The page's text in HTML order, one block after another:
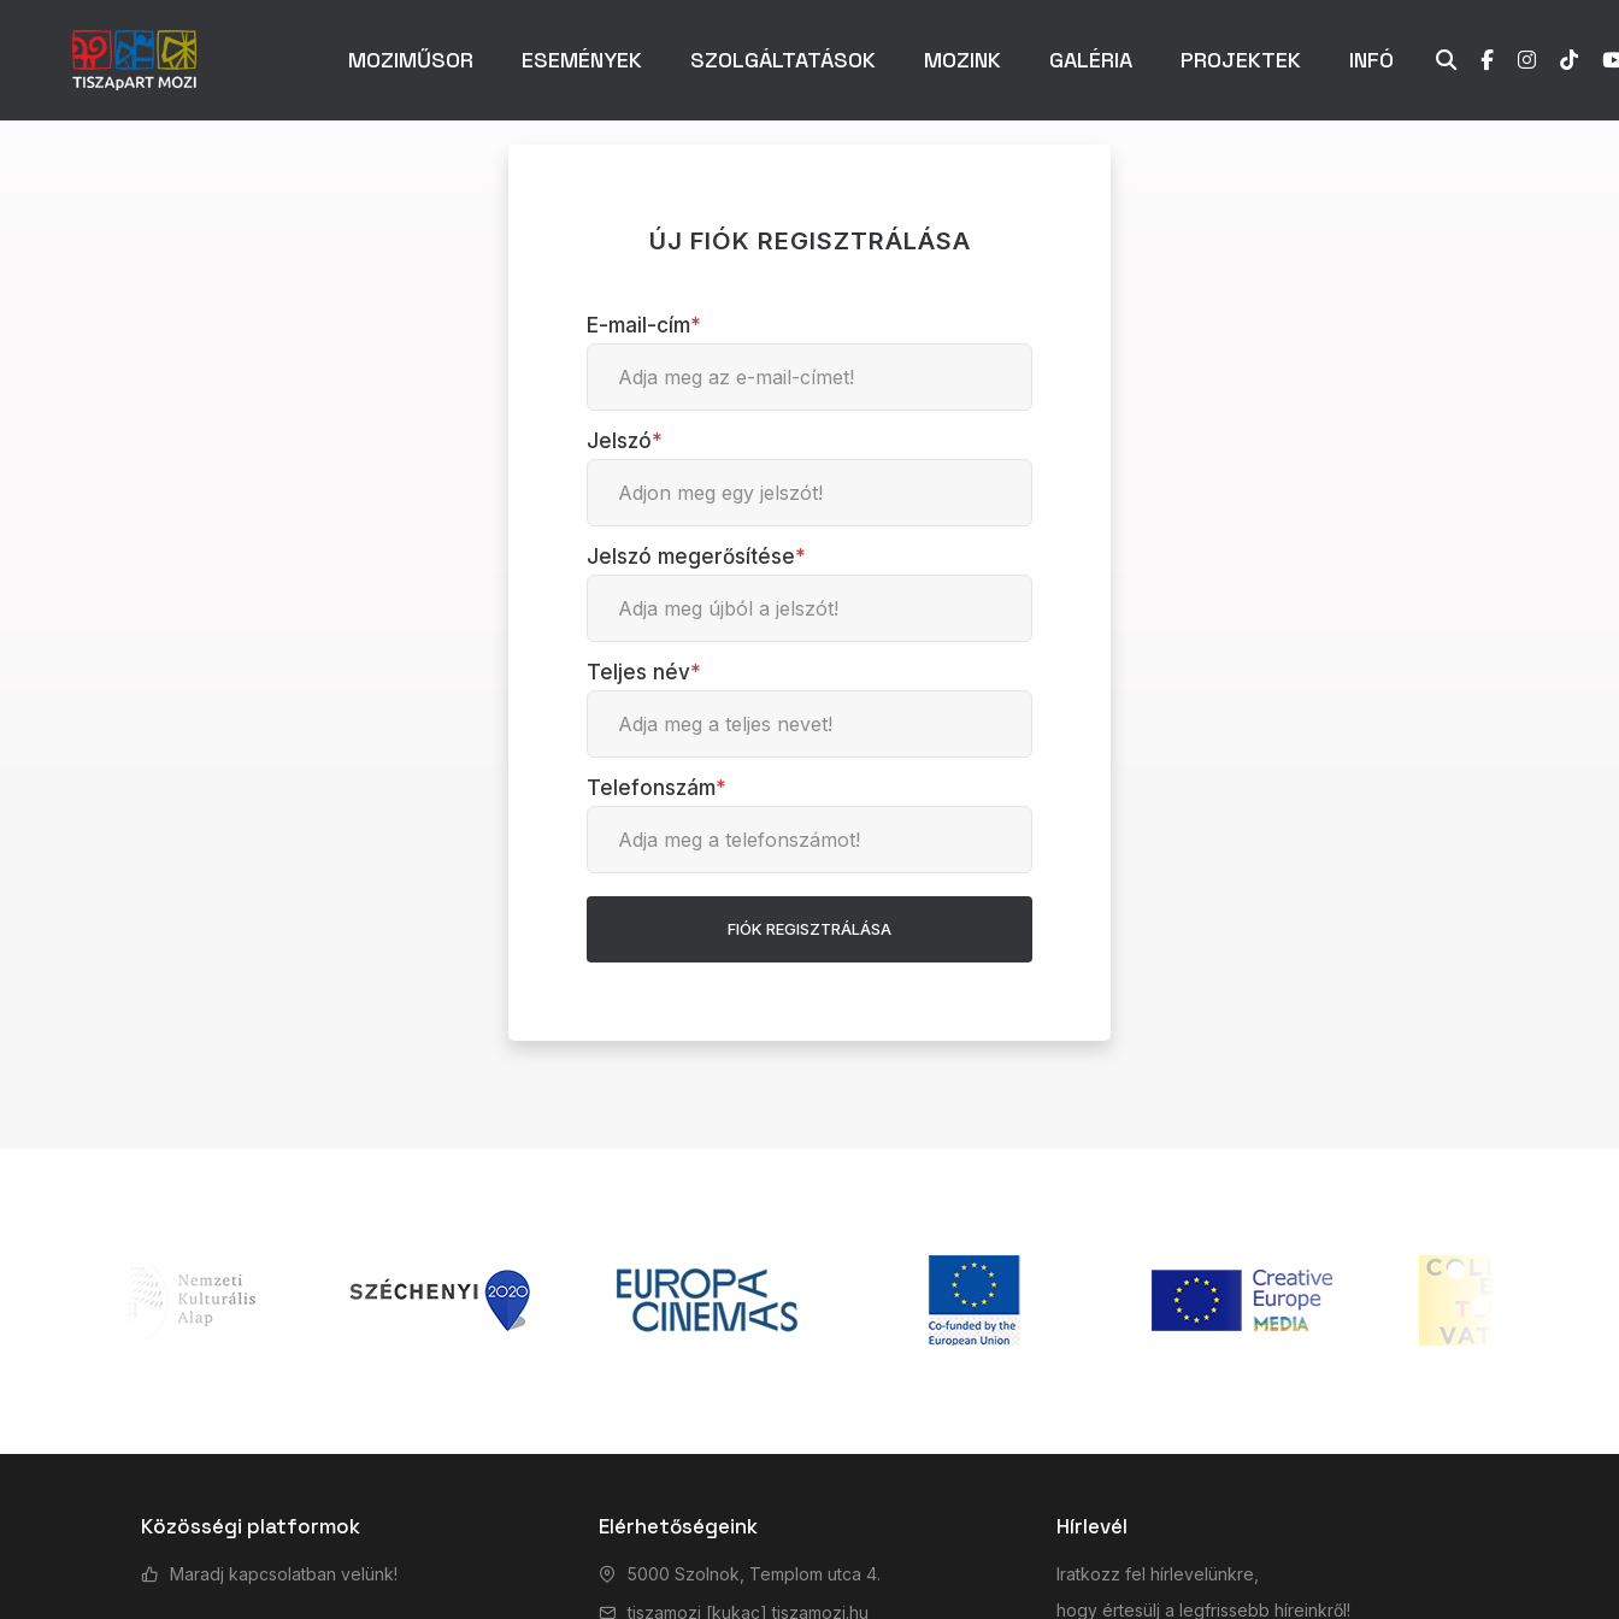
MOZIMŰSOR ESEMÉNYEK SZOLGÁLTATÁSOK MOZINK GALÉRIA PROJEKTEK INFÓ
ÚJ FIÓK REGISZTRÁLÁSA
E-mail-cím*
Jelszó*
Jelszó megerősítése*
Teljes név*
Telefonszám*
Közösségi platformok
Maradj kapcsolatban velünk!
Elérhetőségeink
5000 Szolnok, Templom utca 4.
tiszamozi [kukac] tiszamozi.hu
Hírlevél
Iratkozz fel hírlevelünkre,
hogy értesülj a legfrissebb híreinkről!